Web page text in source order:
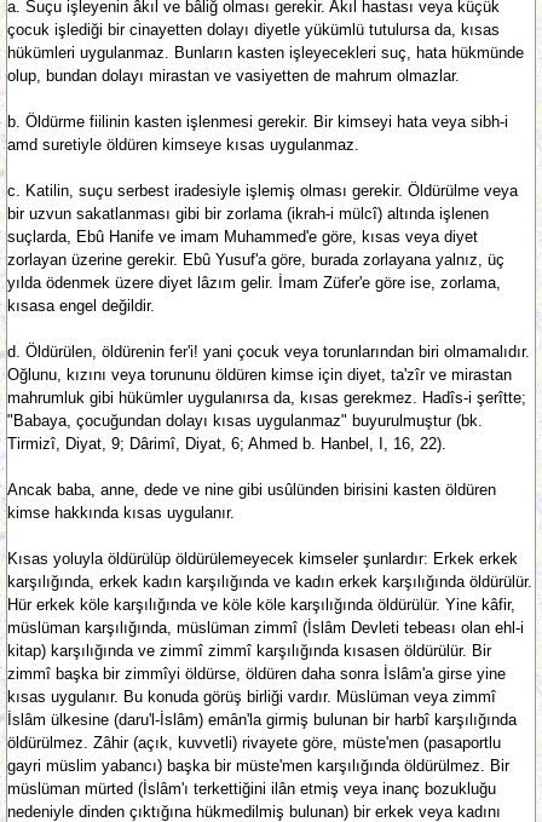
a. Suçu işleyenin âkıl ve bâliğ olması gerekir. Akıl hastası veya küçük
çocuk işlediği bir cinayetten dolayı diyetle yükümlü tutulursa da, kısas
hükümleri uygulanmaz. Bunların kasten işleyecekleri suç, hata hükmünde
olup, bundan dolayı mirastan ve vasiyetten de mahrum olmazlar.
b. Öldürme fiilinin kasten işlenmesi gerekir. Bir kimseyi hata veya sibh-i
amd suretiyle öldüren kimseye kısas uygulanmaz.
c. Katilin, suçu serbest iradesiyle işlemiş olması gerekir. Öldürülme veya
bir uzvun sakatlanması gibi bir zorlama (ikrah-i mülcî) altında işlenen
suçlarda, Ebû Hanife ve imam Muhammed'e göre, kısas veya diyet
zorlayan üzerine gerekir. Ebû Yusuf'a göre, burada zorlayana yalnız, üç
yılda ödenmek üzere diyet lâzım gelir. İmam Züfer'e göre ise, zorlama,
kısasa engel değildir.
d. Öldürülen, öldürenin fer'i! yani çocuk veya torunlarından biri olmamalıdır.
Oğlunu, kızını veya torununu öldüren kimse için diyet, ta'zîr ve mirastan
mahrumluk gibi hükümler uygulanırsa da, kısas gerekmez. Hadîs-i şerîtte;
"Babaya, çocuğundan dolayı kısas uygulanmaz" buyurulmuştur (bk.
Tirmizî, Diyat, 9; Dârimî, Diyat, 6; Ahmed b. Hanbel, I, 16, 22).
Ancak baba, anne, dede ve nine gibi usûlünden birisini kasten öldüren
kimse hakkında kısas uygulanır.
Kısas yoluyla öldürülüp öldürülemeyecek kimseler şunlardır: Erkek erkek
karşılığında, erkek kadın karşılığında ve kadın erkek karşılığında öldürülür.
Hür erkek köle karşılığında ve köle köle karşılığında öldürülür. Yine kâfir,
müslüman karşılığında, müslüman zimmî (İslâm Devleti tebeası olan ehl-i
kitap) karşılığında ve zimmî zimmî karşılığında kısasen öldürülür. Bir
zimmî başka bir zimmîyi öldürse, öldüren daha sonra İslâm'a girse yine
kısas uygulanır. Bu konuda görüş birliği vardır. Müslüman veya zimmî
İslâm ülkesine (daru'l-İslâm) emân'la girmiş bulunan bir harbî karşılığında
öldürülmez. Zâhir (açık, kuvvetli) rivayete göre, müste'men (pasaportlu
gayri müslim yabancı) başka bir müste'men karşılığında öldürülmez. Bir
müslüman mürted (İslâm'ı terkettiğini ilân etmiş veya inanç bozukluğu
nedeniyle dinden çıktığına hükmedilmiş bulunan) bir erkek veya kadını